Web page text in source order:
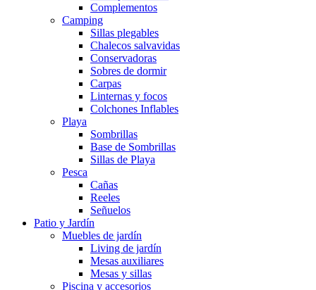
Complementos
Camping
Sillas plegables
Chalecos salvavidas
Conservadoras
Sobres de dormir
Carpas
Linternas y focos
Colchones Inflables
Playa
Sombrillas
Base de Sombrillas
Sillas de Playa
Pesca
Cañas
Reeles
Señuelos
Patio y Jardín
Muebles de jardín
Living de jardín
Mesas auxiliares
Mesas y sillas
Piscina y accesorios